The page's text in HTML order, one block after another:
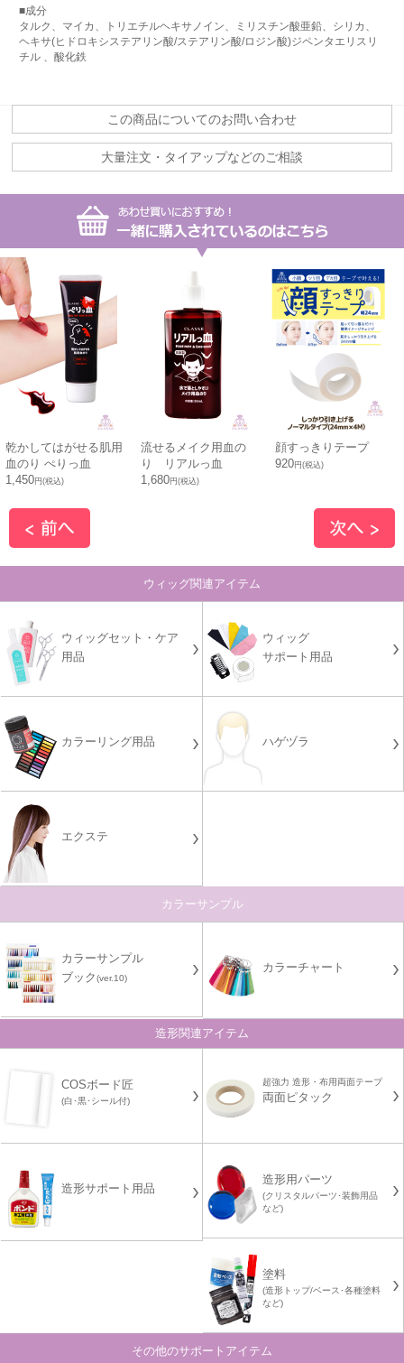
■成分
タルク、マイカ、トリエチルヘキサノイン、ミリスチン酸亜鉛、シリカ、
ヘキサ(ヒドロキシステアリン酸/ステアリン酸/ロジン酸)ジペンタエリスリ
チル 、酸化鉄
この商品についてのお問い合わせ
大量注文・タイアップなどのご相談
乾かしてはがせる肌用
血のり ぺりっ血
1,450円(税込)
流せるメイク用血の
り リアルっ血
1,680円(税込)
顔すっきりテープ
920円(税込)
ウィッグ関連アイテム
ウィッグセット・ケア
用品
ウィッグ
サポート用品
カラーリング用品 ハゲヅラ
エクステ
カラーサンプル
カラーサンプル
ブック(ver.10)
カラーチャート
造形関連アイテム
COSボード匠
(白･黒･シール付)
超強力 造形・布用両面テープ
両面ピタック
造形サポート用品
造形用パーツ
(クリスタルパーツ･装飾用品
など)
塗料
(造形トップ/ベース･各種塗料
など)
その他のサポートアイテム